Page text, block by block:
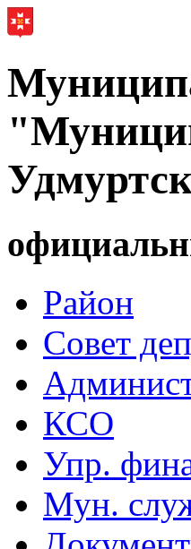
Район
Совет
КСО
Упр.
Мун.